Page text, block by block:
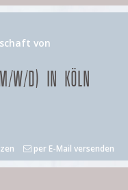
von
W/D) IN KÖLN
per E-Mail versenden